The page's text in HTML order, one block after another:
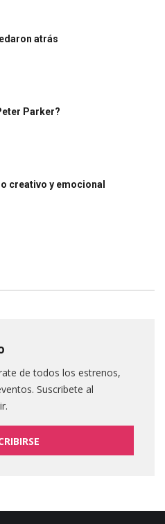
atrás
Parker?
creativo y emocional
de todos los estrenos,
Suscribete al